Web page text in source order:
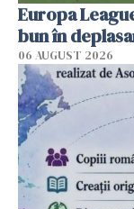
Europa
bun în
06 AUGUST 2026